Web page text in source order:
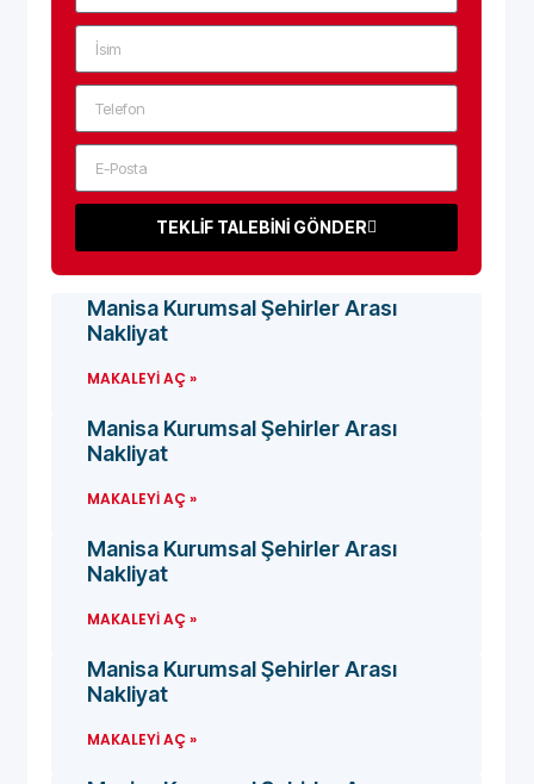
TEKLİF TALEBİNİ GÖNDER
Manisa Kurumsal Şehirler Arası
Nakliyat
MAKALEYI AÇ »
Manisa Kurumsal Şehirler Arası
Nakliyat
MAKALEYI AÇ »
Manisa Kurumsal Şehirler Arası
Nakliyat
MAKALEYI AÇ »
Manisa Kurumsal Şehirler Arası
Nakliyat
MAKALEYI AÇ »